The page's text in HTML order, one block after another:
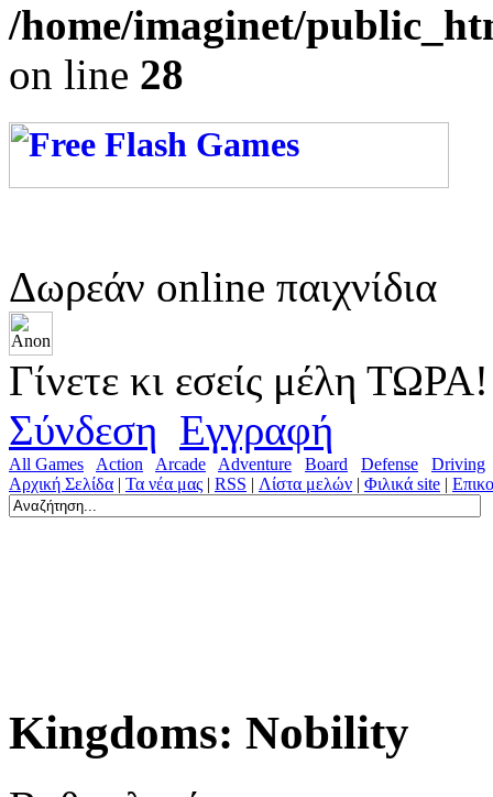
/home/imaginet/
on line 28
Δωρεάν online παιχνίδια
Γίνετε κι εσείς μέλη ΤΩΡΑ!
Σύνδεση Εγγραφή
All Games Action Arcade Adventure Board Defense
Driving
Αρχική Σελίδα | Τα νέα μας | RSS | Λίστα μελών | Φιλικά site |
Kingdoms: Nobility